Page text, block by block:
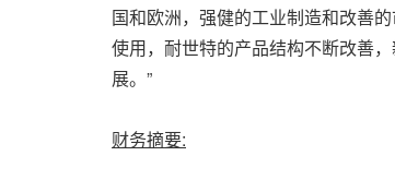
国和欧洲，强健的工业制造和改善
使用，耐世特的产品结构不断改善
展。”
财务摘要: